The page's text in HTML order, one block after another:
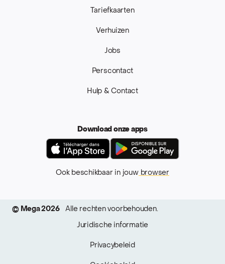
Tariefkaarten
Verhuizen
Jobs
Perscontact
Hulp & Contact
Download onze apps
App Store
Ook beschikbaar in jouwbrowser
© Mega 2026 Alle rechten voorbehouden.
Juridische informatie
Privacybeleid